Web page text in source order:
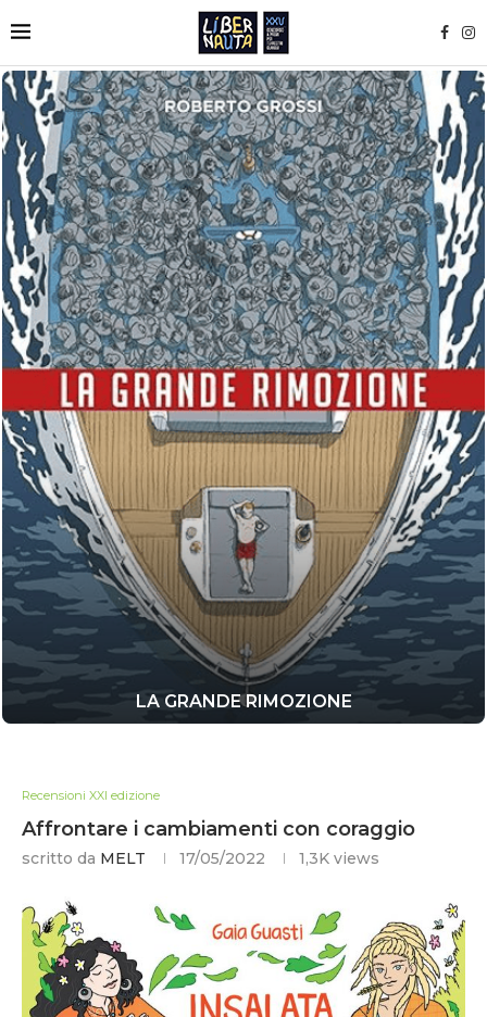
LA GRANDE RIMOZIONE
Recensioni XXI edizione
Affrontare i cambiamenti con coraggio
scritto da MELT 17/05/2022 1,3K views